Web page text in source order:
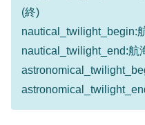
(終)
nautical_twilight_begin:
nautical_twilight_end:航